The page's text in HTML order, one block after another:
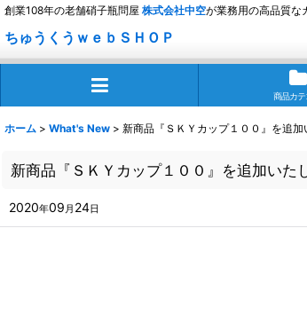
創業108年の老舗硝子瓶問屋 株式会社中空が業務用の高品質な
ちゅうくうｗｅｂＳＨＯＰ
商品カテ
ホーム > What's New > 新商品『ＳＫＹカップ１００』を追加
新商品『ＳＫＹカップ１００』を追加いた
2020年09 月 24日